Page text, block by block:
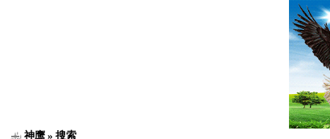
神鹰 » 搜索